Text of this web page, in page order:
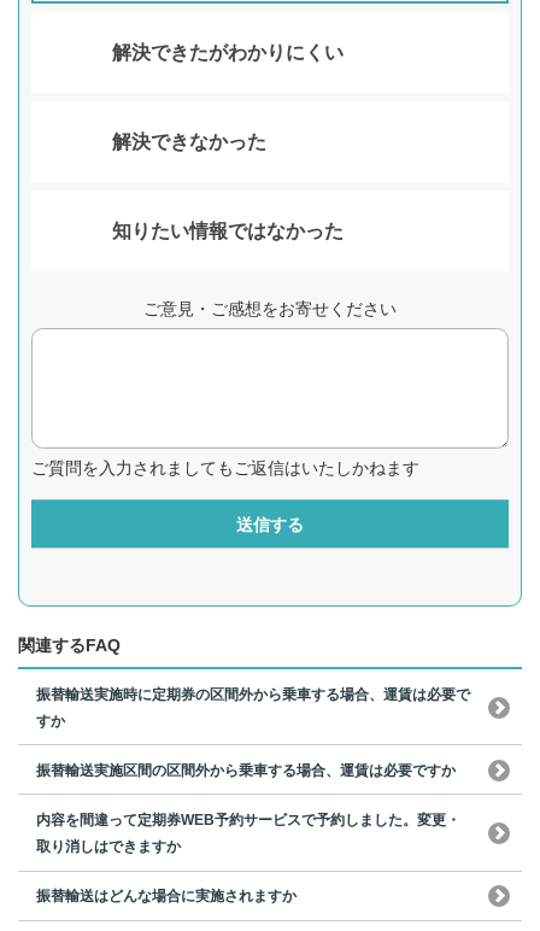
解決できたがわかりにくい
解決できなかった
知りたい情報ではなかった
ご意見・ご感想をお寄せください
ご質問を入力されましてもご返信はいたしかねます
送信する
関連するFAQ
振替輸送実施時に定期券の区間外から乗車する場合、運賃は必要で
すか
振替輸送実施区間の区間外から乗車する場合、運賃は必要ですか
内容を間違って定期券WEB予約サービスで予約しました。変更・
取り消しはできますか
振替輸送はどんな場合に実施されますか